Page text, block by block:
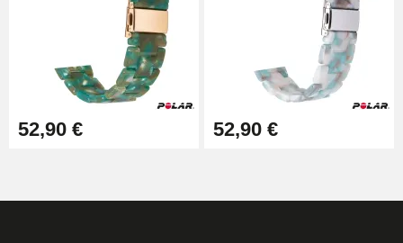
52,90 € 52,90 €